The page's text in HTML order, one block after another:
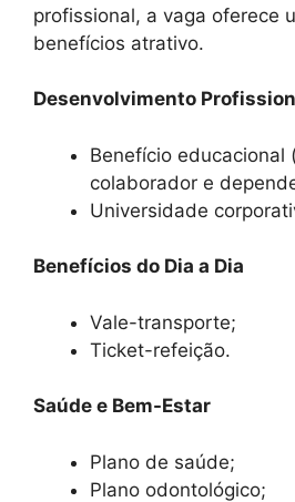
profissional, a vaga oferece
benefícios atrativo.
Desenvolvimento
Benefício educacional
colaborador e
Universidade
Benefícios do Dia a Dia
Vale-transporte;
Ticket-refeição.
Saúde e Bem-Estar
Plano de saúde;
Plano odontológico;